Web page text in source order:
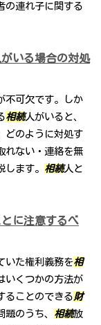
の連れ子に関する
いる場合の対処
不可欠です。しか
相続人がいると、
どのように対処す
れない・連絡を無
ます。 相続人と
に注意するべ
いた権利義務を相
いくつかの方法が
ることのできる財
題のうち、 相続放